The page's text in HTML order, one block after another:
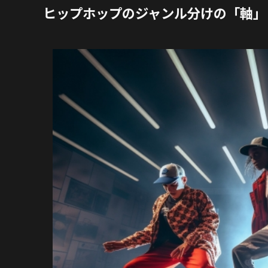
ヒップホップのジャンル分けの「軸